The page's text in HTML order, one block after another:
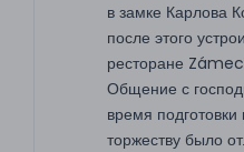
в замке Карлова
после этого
ресторане
Общение с
время
торжеству было